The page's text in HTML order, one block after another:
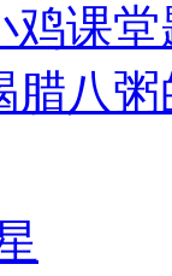
鸡课
腊八